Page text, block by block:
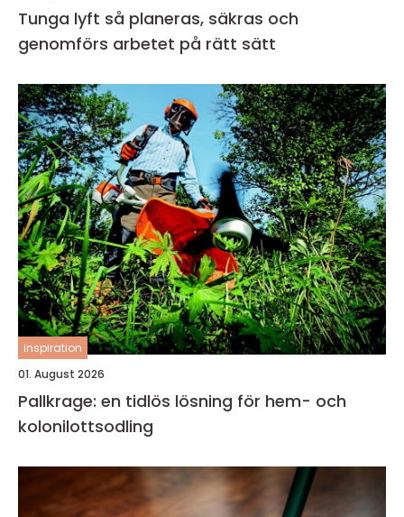
Tunga lyft så planeras, säkras och
genomförs arbetet på rätt sätt
inspiration
01. August 2026
Pallkrage: en tidlös lösning för hem- och
kolonilottsodling